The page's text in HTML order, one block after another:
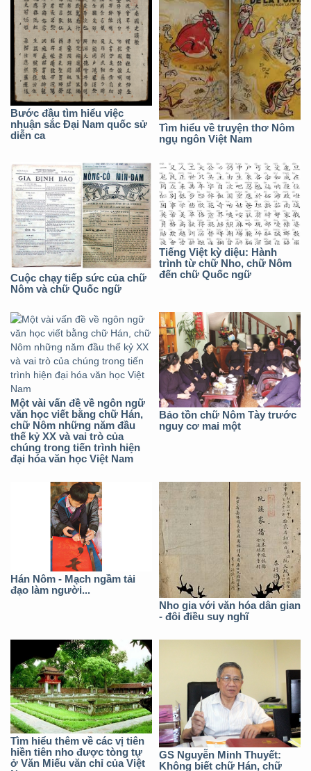
Bước đầu tìm hiểu việc
nhuận sắc Đại Nam quốc sử
diễn ca
Tìm hiểu về truyện thơ Nôm
ngụ ngôn Việt Nam
Cuộc chạy tiếp sức của chữ
Nôm và chữ Quốc ngữ
Tiếng Việt kỳ diệu: Hành
trình từ chữ Nho, chữ Nôm
đến chữ Quốc ngữ
Một vài vấn đề về ngôn ngữ
văn học viết bằng chữ Hán,
chữ Nôm những năm đầu
thế kỷ XX và vai trò của
chúng trong tiến trình hiện
đại hóa văn học Việt Nam
Bảo tồn chữ Nôm Tày trước
nguy cơ mai một
Hán Nôm - Mạch ngầm tải
đạo làm người...
Nho gia với văn hóa dân gian
- đôi điều suy nghĩ
Tìm hiểu thêm về các vị tiên
hiền tiên nho được tòng tự
ở Văn Miếu văn chỉ của Việt
GS Nguyễn Minh Thuyết:
Không biết chữ Hán, chữ